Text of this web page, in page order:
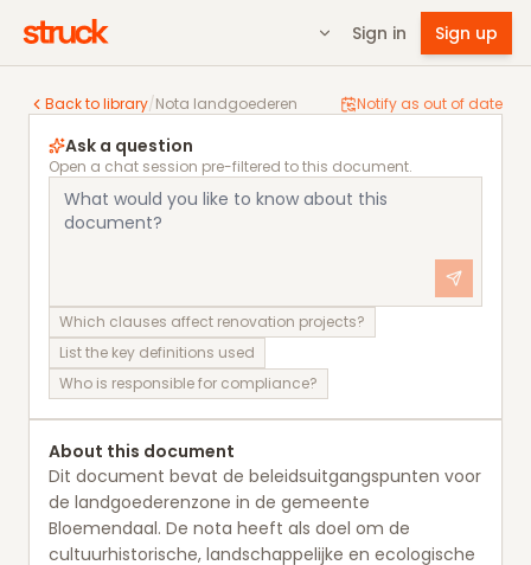
Sign in Sign up
Back to library/Nota landgoederen Notify as out of date
Nota landgoederen
Ask a question
Open a chat session pre-filtered to this document.
Which clauses affect renovation projects?
List the key definitions used
Who is responsible for compliance?
About this document
Dit document bevat de beleidsuitgangspunten voor
de landgoederenzone in de gemeente
Bloemendaal. De nota heeft als doel om de
cultuurhistorische, landschappelijke en ecologische